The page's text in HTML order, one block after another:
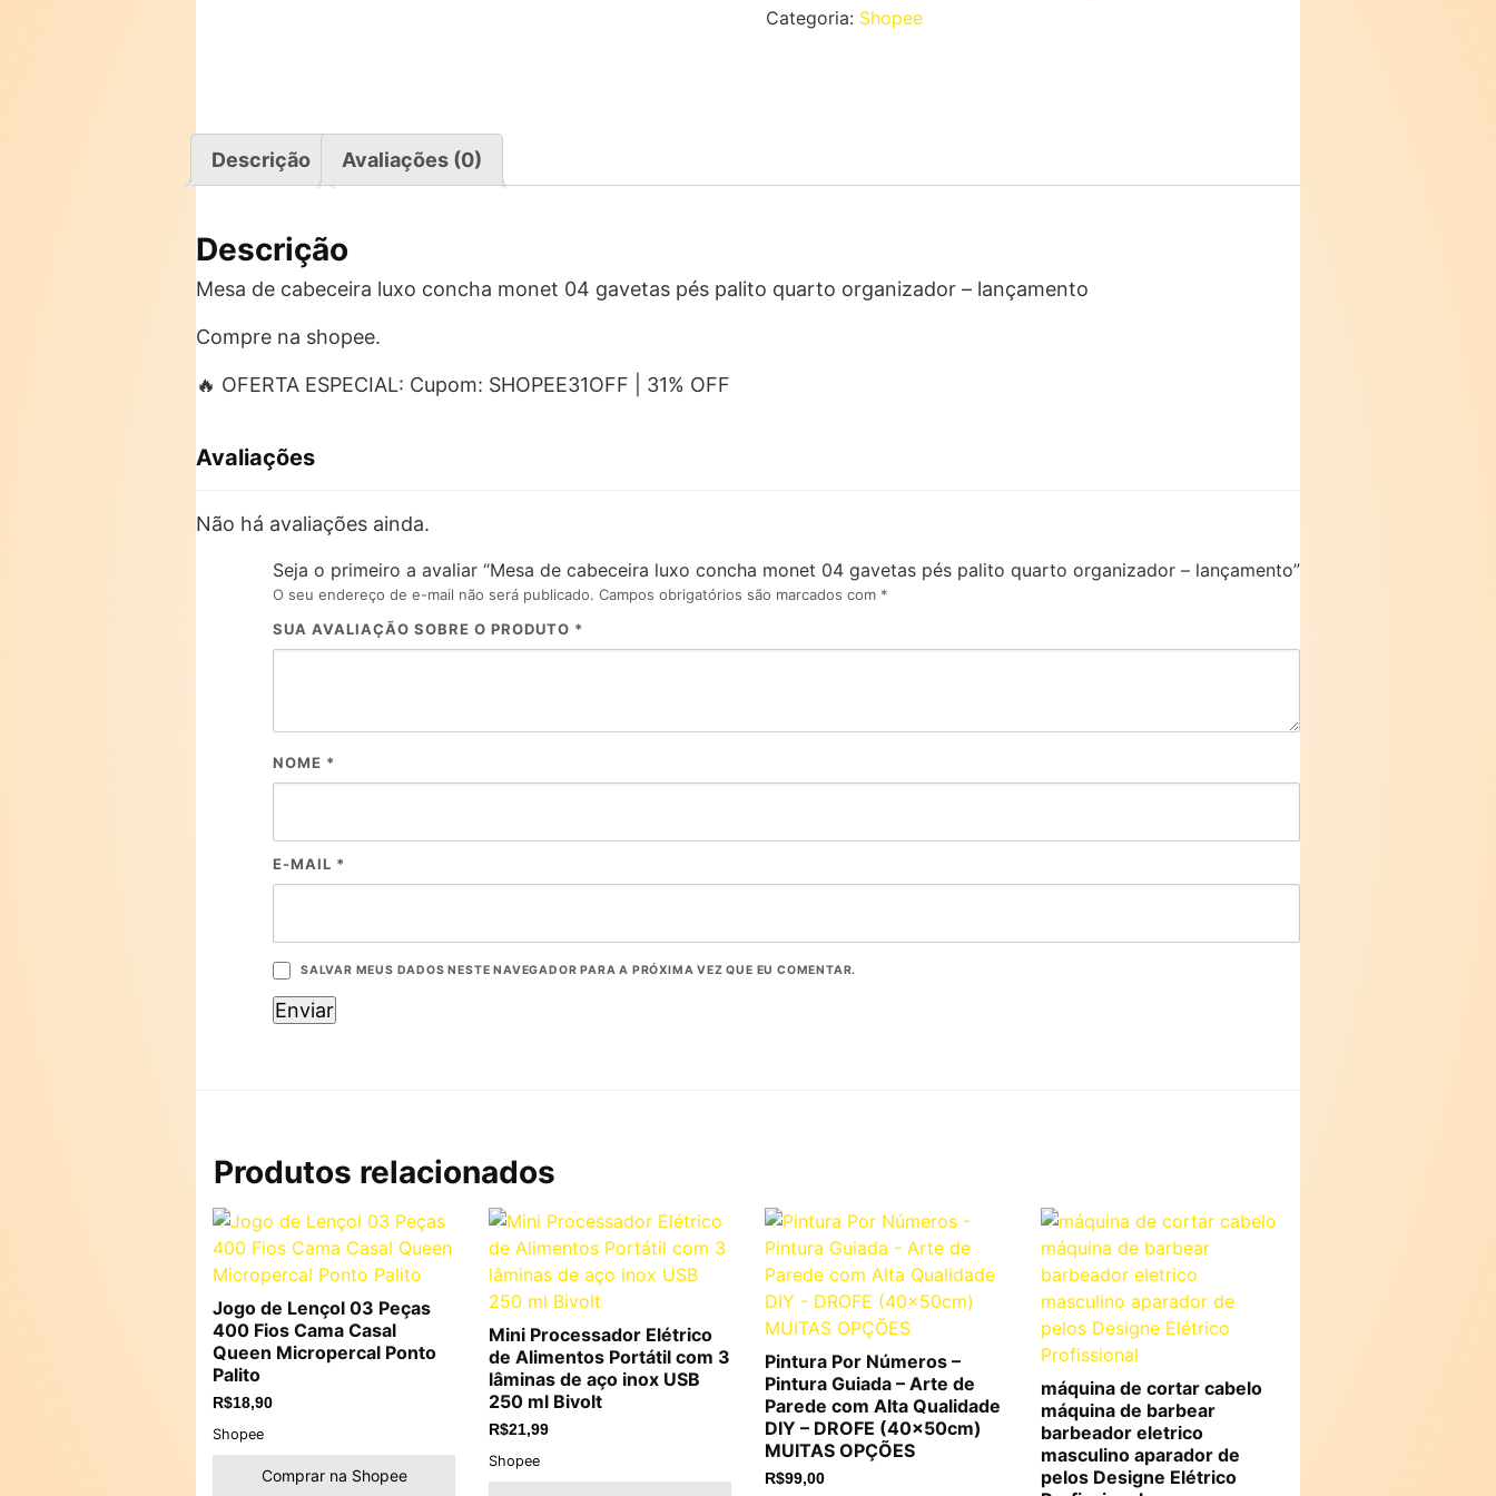
Categoria: Shopee
Descrição Avaliações (0)
Descrição
Mesa de cabeceira luxo concha monet 04 gavetas pés palito quarto organizador – lançamento
Compre na shopee.
🔥 OFERTA ESPECIAL: Cupom: SHOPEE31OFF | 31% OFF
Avaliações
Não há avaliações ainda.
Seja o primeiro a avaliar “Mesa de cabeceira luxo concha monet 04 gavetas pés palito quarto organizador – lançamento”
O seu endereço de e-mail não será publicado. Campos obrigatórios são marcados com *
SUA AVALIAÇÃO SOBRE O PRODUTO *
NOME *
E-MAIL *
SALVAR MEUS DADOS NESTE NAVEGADOR PARA A PRÓXIMA VEZ QUE EU COMENTAR.
Produtos relacionados
Jogo de Lençol 03 Peças
400 Fios Cama Casal
Queen Micropercal Ponto
Palito
R$18,90
Shopee
Comprar na Shopee
Mini Processador Elétrico
de Alimentos Portátil com 3
lâminas de aço inox USB
250 ml Bivolt
R$21,99
Shopee
Pintura Por Números –
Pintura Guiada – Arte de
Parede com Alta Qualidade
DIY – DROFE (40x50cm)
MUITAS OPÇÕES
R$99,00
máquina de cortar cabelo
máquina de barbear
barbeador eletrico
masculino aparador de
pelos Designe Elétrico